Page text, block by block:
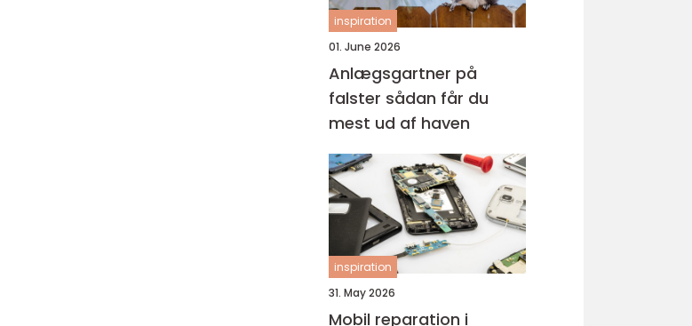
inspiration
01. June 2026
Anlægsgartner på
falster sådan får du
mest ud af haven
inspiration
31. May 2026
Mobil reparation i